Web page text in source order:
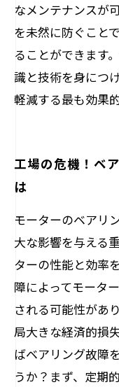
なメンテナンスが
を未然に防ぐこと
ることができます
識と技術を身につ
軽減する最も効果
工場の危機！ベ
は
モーターのベアリ
大な影響を与える
ターの性能と効率
障によってモータ
される可能性があ
局大きな経済的損
ばベアリング故障
うか？まず、定期